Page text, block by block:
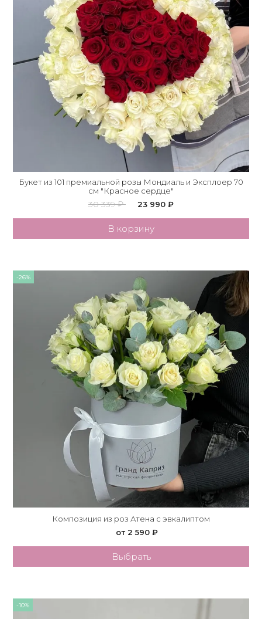
Букет из 101 премиальной розы Мондиаль и Эксплоер 70
см "Красное сердце"
30 339 ₽ 23 990 ₽
В корзину
-26%
Композиция из роз Атена с эвкалиптом
от 2 590 ₽
Выбрать
-10%